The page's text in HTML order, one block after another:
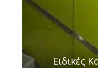
Ειδικές